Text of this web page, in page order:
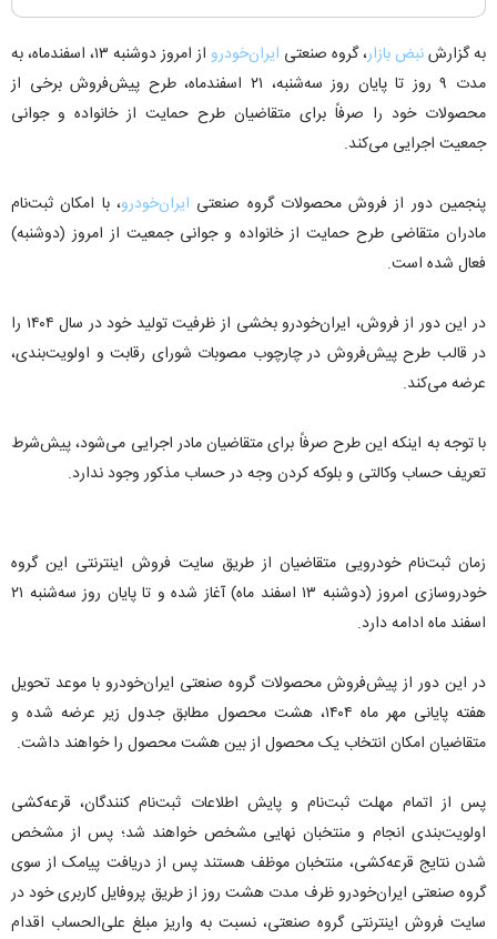
به گزارشنبض بازار، گروه صنعتی ایران‌خودرو
از امروز دوشنبه ۱۳، اسفندماه، به
مدت ۹ روز تا پایان روز سه‌شنبه، ۲۱ اسفندماه، طرح پیش‌فروش برخی از
محصولات خود را صرفاً برای متقاضیان طرح حمایت از خانواده و جوانی
جمعیت اجرایی می‌کند.
پنجمین دور از فروش محصولات گروه صنعتی ایران‌خودرو، با امکان ثبت‌نام
مادران متقاضی طرح حمایت از خانواده و جوانی جمعیت از امروز (دوشنبه)
فعال شده است.
در این دور از فروش، ایران‌خودرو بخشی از ظرفیت تولید خود در سال ۱۴۰۴ را
در قالب طرح پیش‌فروش در چارچوب مصوبات شورای رقابت و اولویت‌بندی،
عرضه می‌کند.
با توجه به اینکه این طرح صرفاً برای متقاضیان مادر اجرایی می‌شود، پیش‌شرط
تعریف حساب وکالتی و بلوکه کردن وجه در حساب مذکور وجود ندارد.
زمان ثبت‌نام خودرویی متقاضیان از طریق سایت فروش اینترنتی این گروه
خودروسازی امروز (دوشنبه ۱۳ اسفند ماه) آغاز شده و تا پایان روز سه‌شنبه ۲۱
اسفند ماه ادامه دارد.
در این دور از پیش‌فروش محصولات گروه صنعتی ایران‌خودرو با موعد تحویل
هفته پایانی مهر ماه ۱۴۰۴، هشت محصول مطابق جدول زیر عرضه شده و
متقاضیان امکان انتخاب یک محصول از بین هشت محصول را خواهند داشت.
پس از اتمام مهلت ثبت‌نام و پایش اطلاعات ثبت‌نام کنندگان، قرعه‌کشی
اولویت‌بندی انجام و منتخبان نهایی مشخص خواهند شد؛ پس از مشخص
شدن نتایج قرعه‌کشی، منتخبان موظف هستند پس از دریافت پیامک از سوی
گروه صنعتی ایران‌خودرو ظرف مدت هشت روز از طریق پروفایل کاربری خود در
سایت فروش اینترنتی گروه صنعتی، نسبت به واریز مبلغ علی‌الحساب اقدام